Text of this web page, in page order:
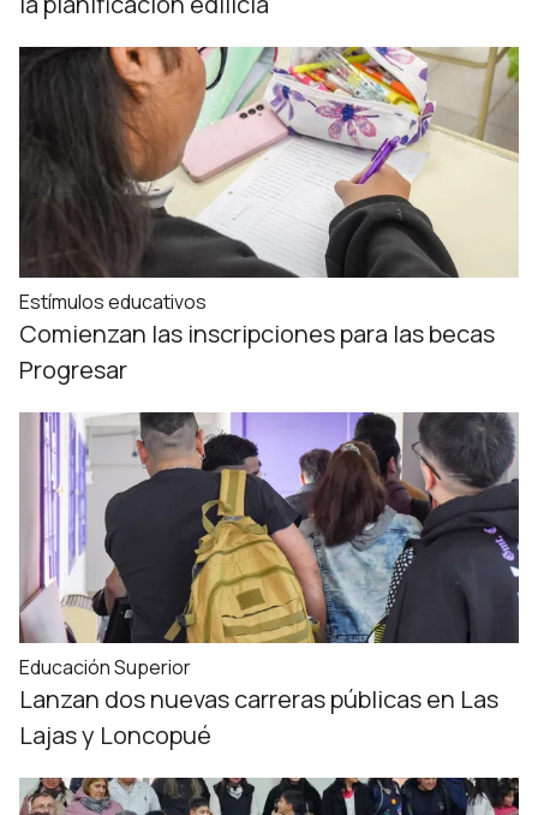
Estímulos educativos
Comienzan las inscripciones para las becas
Progresar
Educación Superior
Lanzan dos nuevas carreras públicas en Las
Lajas y Loncopué